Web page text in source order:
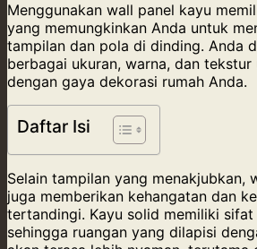
Menggunakan wall panel kayu
yang memungkinkan Anda untuk
tampilan dan pola di dinding. Anda
berbagai ukuran, warna, dan
dengan gaya dekorasi rumah Anda.
Daftar Isi
Selain tampilan yang menakjubkan,
juga memberikan kehangatan dan
tertandingi. Kayu solid memiliki
sehingga ruangan yang dilapisi